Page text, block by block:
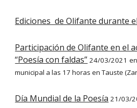
Ediciones de Olifante durante
Participación de Olifante en el
“Poesía con faldas” 24/03/2021
municipal a las 17 horas en Tauste
Día Mundial de la Poesía 21/03/